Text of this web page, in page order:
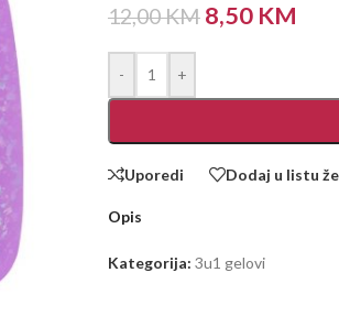
12,00KM 8,50 KM
- +
Uporedi Dodaj u listu
Opis
Kategorija: 3u1 gelovi